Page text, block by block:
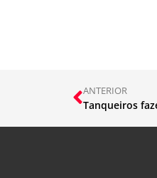
ANTERIOR
Tanqueiros